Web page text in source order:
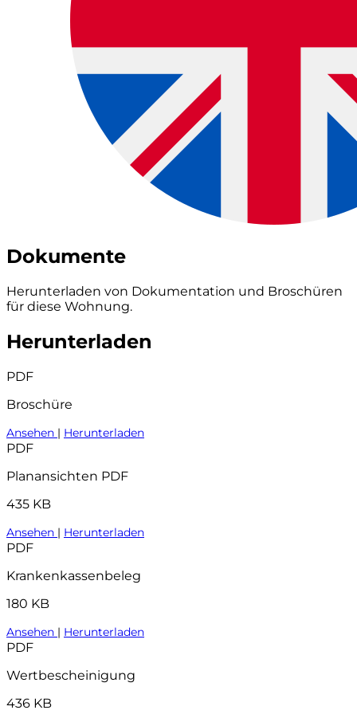
Dokumente
Herunterladen von Dokumentation und Broschüren
für diese Wohnung.
Herunterladen
PDF
Broschüre
Ansehen | Herunterladen
PDF
Planansichten PDF
435 KB
Ansehen | Herunterladen
PDF
Krankenkassenbeleg
180 KB
Ansehen | Herunterladen
PDF
Wertbescheinigung
436 KB